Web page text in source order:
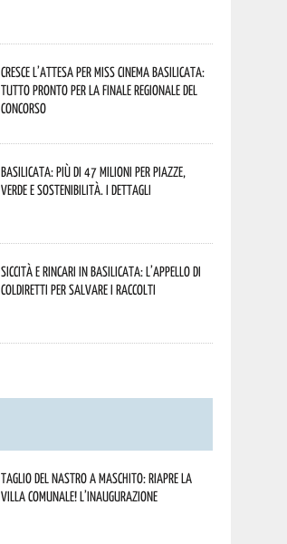
Cresce l’attesa per Miss Cinema Basilicata:
tutto pronto per la finale regionale del
concorso
Basilicata: più di 47 milioni per piazze,
verde e sostenibilità. I dettagli
Siccità e rincari in Basilicata: l’appello di
Coldiretti per salvare i raccolti
Taglio del nastro a Maschito: riapre la
Villa Comunale! L’inaugurazione